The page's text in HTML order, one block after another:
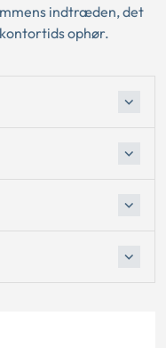
indtræden, det
ophør.